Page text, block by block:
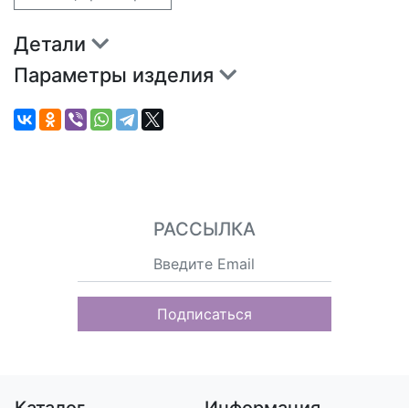
Детали
Параметры изделия
РАССЫЛКА
Подписаться